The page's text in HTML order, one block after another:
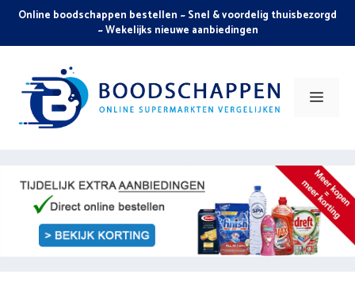
Skip
content
Online boodschappen bestellen ~ Snel & voordelig thuisbezorgd
~ Wekelijks nieuwe aanbiedingen
Menu